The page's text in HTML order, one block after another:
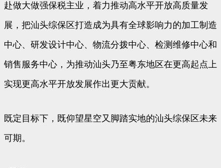
赴做大做强保税主业，着力推动高水平开放高质量发
展，把汕头综保区打造成为具有全球影响力的加工制造
中心、研发设计中心、物流分拨中心、检测维修中心和
销售服务中心，为推动汕头乃至粤东地区在更高起点上
实现更高水平开放发展作出更大贡献。
既定目标下，既仰望星空又脚踏实地的汕头综保区未来
可期。